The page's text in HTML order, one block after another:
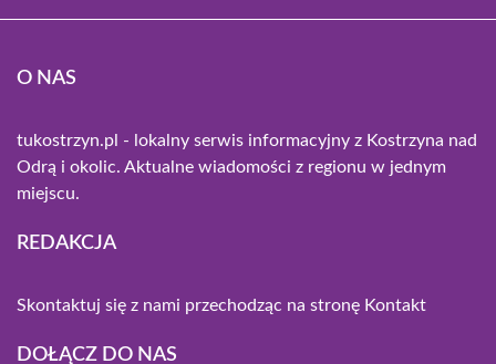
O NAS
tukostrzyn.pl - lokalny serwis informacyjny z Kostrzyna nad
Odrą i okolic. Aktualne wiadomości z regionu w jednym
miejscu.
REDAKCJA
Skontaktuj się z nami przechodząc na stronę Kontakt
DOŁĄCZ DO NAS